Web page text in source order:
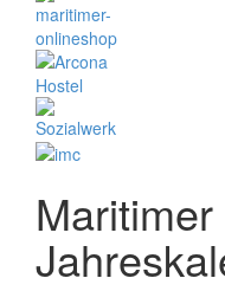
Maritimer